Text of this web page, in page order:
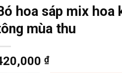
hoa sáp mix hoa
mùa thu
₫